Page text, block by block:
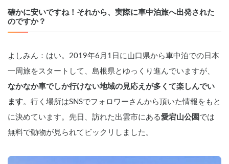
確かに安いですね！それから、実際に車中泊旅へ出発された
のですか？
よしみん：はい。2019年6月1日に山口県から車中泊での日本
一周旅をスタートして、島根県とゆっくり進んでいますが、
なかなか車でしか行けない地域の見応えが多くて楽しんでい
ます。行く場所はSNSでフォロワーさんから頂いた情報をもと
に決めています。先日、訪れた出雲市にある愛宕山公園 では
無料で動物が見られてビックリしました。